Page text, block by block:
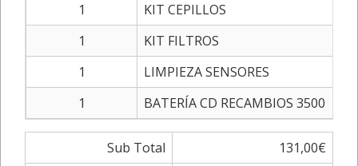
1
KIT CEPILLOS
1
KIT FILTROS
1
LIMPIEZA SENSORES
1
BATERÍA CD RECAMBIOS 3500
Sub Total
131,00€